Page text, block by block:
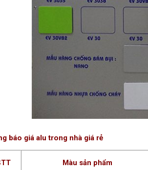
báo giá alu trong nhà giá rẻ
Màu sản phẩm